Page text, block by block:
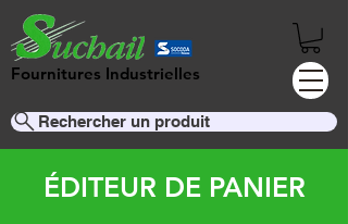
Fournitures Industrielles
Rechercher un produit
ÉDITEUR DE PANIER